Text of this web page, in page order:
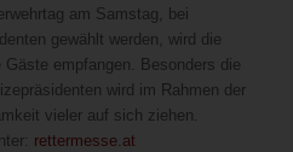
am Samstag, bei
gewählt werden, wird die
empfangen. Besonders die
wird im Rahmen der
vieler auf sich ziehen.
rettermesse.at